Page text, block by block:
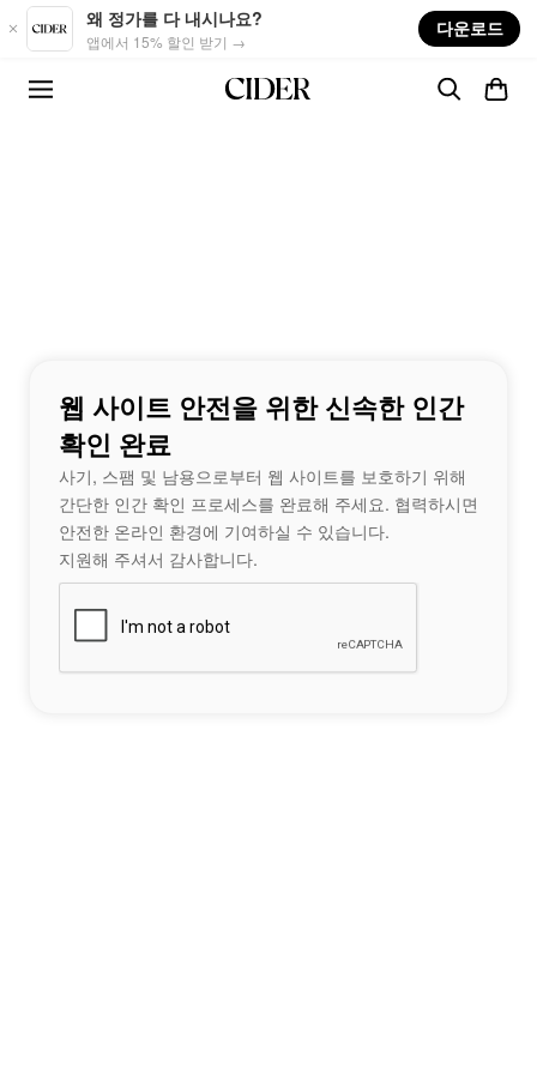
Skip to main content
왜 정가를 다 내시나요?
앱에서 15% 할인 받기 →
다운로드
웹 사이트 안전을 위한 신속한 인간
확인 완료
사기, 스팸 및 남용으로부터 웹 사이트를 보호하기 위해
간단한 인간 확인 프로세스를 완료해 주세요. 협력하시면
안전한 온라인 환경에 기여하실 수 있습니다.
지원해 주셔서 감사합니다.